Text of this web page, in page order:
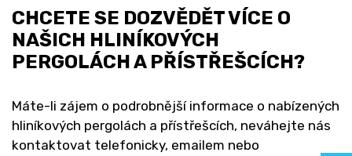
CHCETE SE DOZVĚDĚT VÍCE O
NAŠICH HLINÍKOVÝCH
PERGOLÁCH A PŘÍSTŘEŠCÍCH?
Máte-li zájem o podrobnější informace o nabízených
hliníkových pergolách a přístřešcích, neváhejte nás
kontaktovat telefonicky, emailem nebo